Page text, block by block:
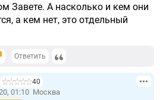
Завете. А насколько и кем они
а кем нет, это отдельный
Ответить
40
01:10 Москва